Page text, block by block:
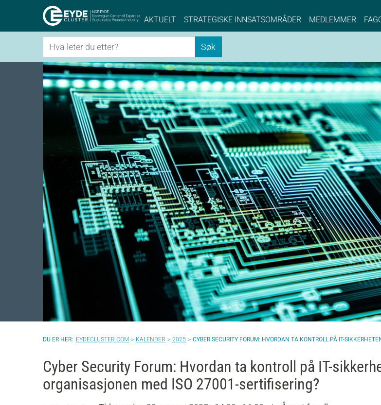
Eyde-Cluster | NCE EYDE, Norwegian Center of
AKTUELT STRATEGISKE INNSATSOMRÅDER MEDLEMMER
Søk Søk
EYDECLUSTER.COM KALENDER 2025 CYBER SECURITY FORUM: HVORDAN TA KONTROLL PÅ IT-
Cyber Security Forum: Hvordan ta kontroll på IT-
organisasjonen med ISO 27001-sertifisering?